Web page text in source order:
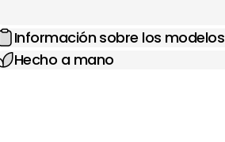
Información sobre los modelos
Hecho a mano